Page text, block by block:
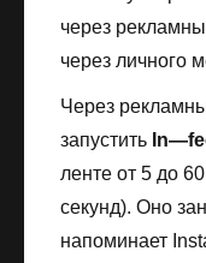
через
через личного
Через
запустить In—
ленте от 5 до
секунд). Оно
напоминает